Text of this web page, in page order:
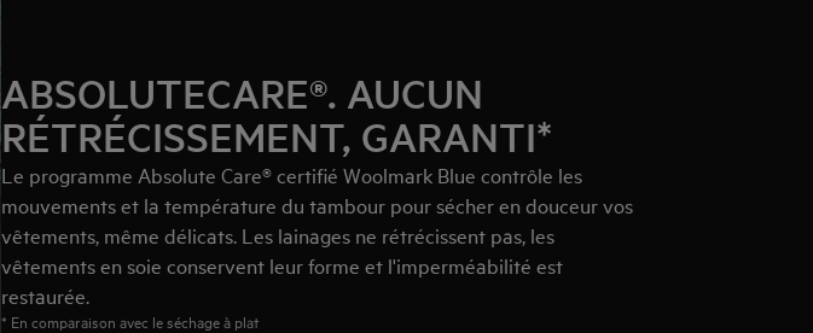
ABSOLUTECARE®. AUCUN
RÉTRÉCISSEMENT, GARANTI*
Le programme Absolute Care® certifié Woolmark Blue contrôle les
mouvements et la température du tambour pour sécher en douceur vos
vêtements, même délicats. Les lainages ne rétrécissent pas, les
vêtements en soie conservent leur forme et l'imperméabilité est
restaurée.
* En comparaison avec le séchage à plat